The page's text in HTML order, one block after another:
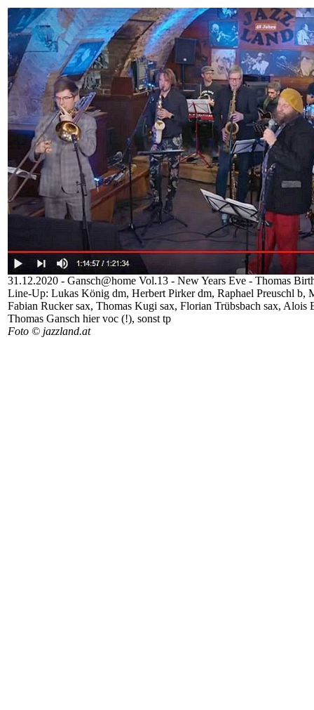
31.12.2020 - Gansch@home Vol.13 - New Years Eve - Thomas
Line-Up: Lukas König dm, Herbert Pirker dm, Raphael Preuschl b,
Fabian Rucker sax, Thomas Kugi sax, Florian Trübsbach sax, Alois
Thomas Gansch hier voc (!), sonst tp
Foto © jazzland.at